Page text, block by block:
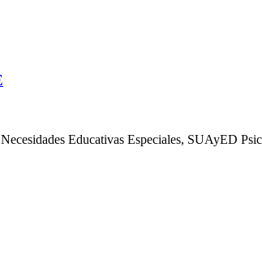
Educativas Especiales, SUAyED